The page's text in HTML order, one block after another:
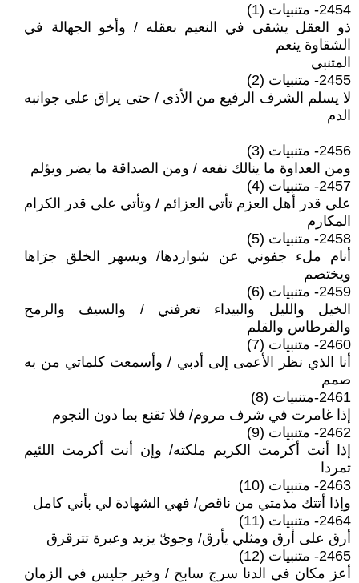
2454- متنبيات (1)
ذو العقل يشقى في النعيم بعقله / وأخو الجهالة في
الشقاوة ينعم
المتنبي
2455- متنبيات (2)
لا يسلم الشرف الرفيع من الأذى / حتى يراق على جوانبه
الدم
2456- متنبيات (3)
ومن العداوة ما ينالك نفعه / ومن الصداقة ما يضر ويؤلم
2457- متنبيات (4)
على قدر أهل العزم تأتي العزائم / وتأتي على قدر الكرام
المكارم
2458- متنبيات (5)
أنام ملء جفوني عن شواردها/ ويسهر الخلق جرَاها
ويختصم
2459- متنبيات (6)
الخيل والليل والبيداء تعرفني / والسيف والرمح
والقرطاس والقلم
2460- متنبيات (7)
أنا الذي نظر الأعمى إلى أدبي / وأسمعت كلماتي من به
صمم
2461-متنبيات (8)
إذا غامرت في شرف مروم/ فلا تقنع بما دون النجوم
2462- متنبيات (9)
إذا أنت أكرمت الكريم ملكته/ وإن أنت أكرمت اللئيم
تمردا
2463- متنبيات (10)
وإذا أتتك مذمتي من ناقص/ فهي الشهادة لي بأني كامل
2464- متنبيات (11)
أرق على أرق ومثلي يأرق/ وجوىّ يزيد وعبرة تترقرق
2465- متنبيات (12)
أعز مكان في الدنا سرج سابح / وخير جليس في الزمان